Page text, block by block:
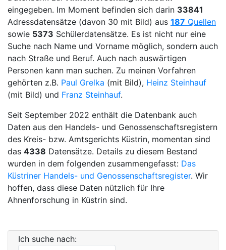
eingegeben. Im Moment befinden sich darin 33841
Adressdatensätze (davon 30 mit Bild) aus 187 Quellen
sowie 5373 Schülerdatensätze. Es ist nicht nur eine
Suche nach Name und Vorname möglich, sondern auch
nach Straße und Beruf. Auch nach auswärtigen
Personen kann man suchen. Zu meinen Vorfahren
gehörten z.B. Paul Grelka (mit Bild), Heinz Steinhauf
(mit Bild) und Franz Steinhauf.
Seit September 2022 enthält die Datenbank auch
Daten aus den Handels- und Genossenschaftsregistern
des Kreis- bzw. Amtsgerichts Küstrin, momentan sind
das 4338 Datensätze. Details zu diesem Bestand
wurden in dem folgenden zusammengefasst: Das
Küstriner Handels- und Genossenschaftsregister. Wir
hoffen, dass diese Daten nützlich für Ihre
Ahnenforschung in Küstrin sind.
Ich suche nach: